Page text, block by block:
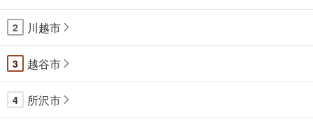
2 川越市
3 越谷市
4 所沢市